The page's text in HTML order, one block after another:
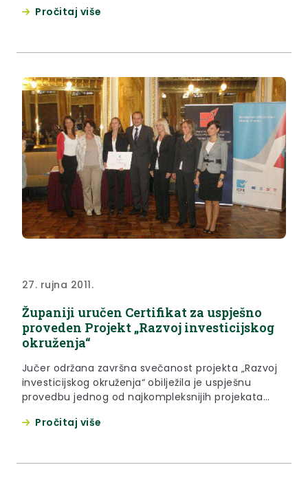
pretpristupne pomoći (IPA). Vodeći partner na
Pročitaj više
27. rujna 2011.
Županiji uručen Certifikat za uspješno
proveden Projekt „Razvoj investicijskog
okruženja“
Jučer održana završna svečanost projekta „Razvoj
investicijskog okruženja“ obilježila je uspješnu
provedbu jednog od najkompleksnijih projekata
fondova Europske unije.
Pročitaj više